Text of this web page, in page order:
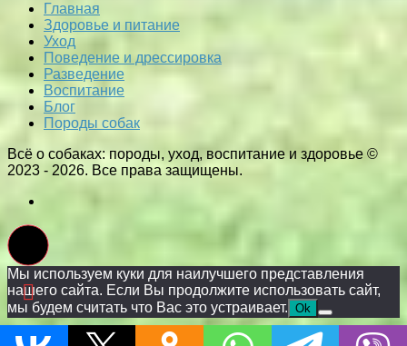
Главная
Здоровье и питание
Уход
Поведение и дрессировка
Разведение
Воспитание
Блог
Породы собак
Всё о собаках: породы, уход, воспитание и здоровье ©
2023 - 2026. Все права защищены.
Мы используем куки для наилучшего представления
нашего сайта. Если Вы продолжите использовать сайт,
мы будем считать что Вас это устраивает. Ok